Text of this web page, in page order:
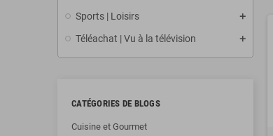
Sports | Loisirs
Téléachat | Vu à la télévision
CATÉGORIES DE BLOGS
Cuisine et Gourmet